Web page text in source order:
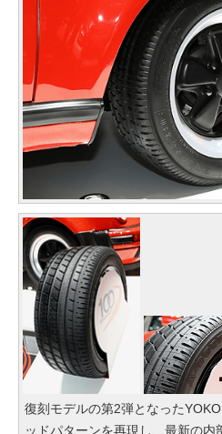
復刻モデルの第2弾となった
ッドパターンを再現し、最新の内